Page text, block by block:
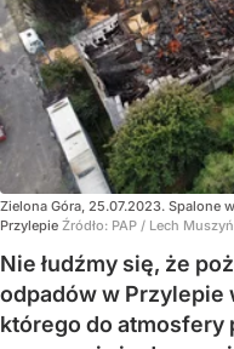
Zielona Góra, 25.07.2023. Spalone
Przylepie Źródło: PAP / Lech
Nie łudźmy się, że
odpadów w
którego do atmosfery